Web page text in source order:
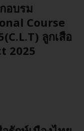
อบรม
Course
ลูกเสือ
2025